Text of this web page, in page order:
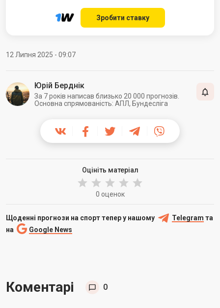
Зробити ставку
12 Липня 2025 - 09:07
Юрій Берднік
За 7 років написав близько 20 000 прогнозів.
Основна спрямованість: АПЛ, Бундесліга
Оцініть матеріал
0 оценок
Щоденні прогнози на спорт тепер у нашому Telegram та
на
Google News
Коментарі 0